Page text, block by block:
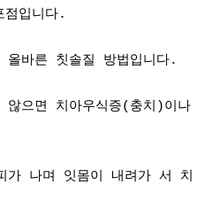
점입니다.
바른 칫솔질 방법입니다.
으면 치아우식증(충치)이나
가 나며 잇몸이 내려가 서 치